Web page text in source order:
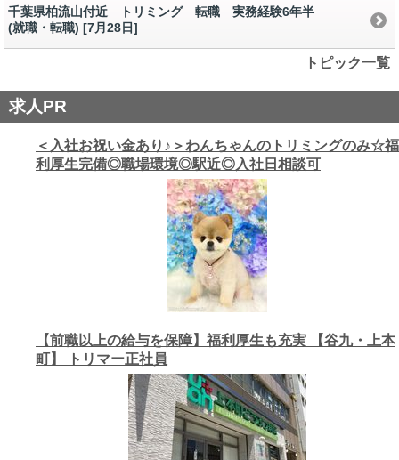
千葉県柏流山付近 トリミング 転職 実務経験6年半
(就職・転職) [7月28日]
トピック一覧
求人PR
＜入社お祝い金あり♪＞わんちゃんのトリミングのみ☆福
利厚生完備◎職場環境◎駅近◎入社日相談可
【前職以上の給与を保障】福利厚生も充実 【谷九・上本
町】 トリマー正社員